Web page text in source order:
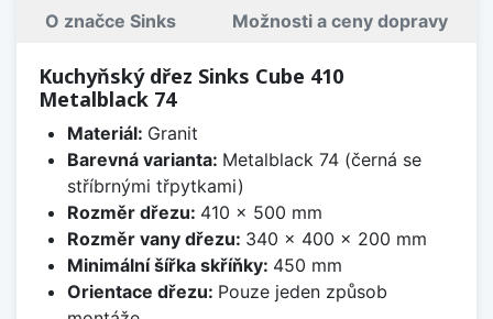
O značce Sinks Možnosti a ceny dopravy
Kuchyňský dřez Sinks Cube 410
Metalblack 74
Materiál: Granit
Barevná varianta: Metalblack 74 (černá se
stříbrnými třpytkami)
Rozměr dřezu: 410 x 500 mm
Rozměr vany dřezu: 340 x 400 x 200 mm
Minimální šířka skříňky: 450 mm
Orientace dřezu: Pouze jeden způsob